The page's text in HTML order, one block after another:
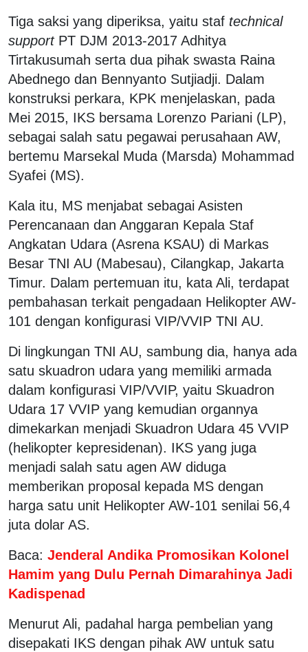
Tiga saksi yang diperiksa, yaitu staf technical
supportPT DJM 2013-2017 Adhitya
Tirtakusumah serta dua pihak swasta Raina
Abednego dan Bennyanto Sutjiadji. Dalam
konstruksi perkara, KPK menjelaskan, pada
Mei 2015, IKS bersama Lorenzo Pariani (LP),
sebagai salah satu pegawai perusahaan AW,
bertemu Marsekal Muda (Marsda) Mohammad
Syafei (MS).
Kala itu, MS menjabat sebagai Asisten
Perencanaan dan Anggaran Kepala Staf
Angkatan Udara (Asrena KSAU) di Markas
Besar TNI AU (Mabesau), Cilangkap, Jakarta
Timur. Dalam pertemuan itu, kata Ali, terdapat
pembahasan terkait pengadaan Helikopter AW-
101 dengan konfigurasi VIP/VVIP TNI AU.
Di lingkungan TNI AU, sambung dia, hanya ada
satu skuadron udara yang memiliki armada
dalam konfigurasi VIP/VVIP, yaitu Skuadron
Udara 17 VVIP yang kemudian organnya
dimekarkan menjadi Skuadron Udara 45 VVIP
(helikopter kepresidenan). IKS yang juga
menjadi salah satu agen AW diduga
memberikan proposal kepada MS dengan
harga satu unit Helikopter AW-101 senilai 56,4
juta dolar AS.
Baca: Jenderal Andika Promosikan Kolonel
Hamim yang Dulu Pernah Dimarahinya Jadi
Kadispenad
Menurut Ali, padahal harga pembelian yang
disepakati IKS dengan pihak AW untuk satu